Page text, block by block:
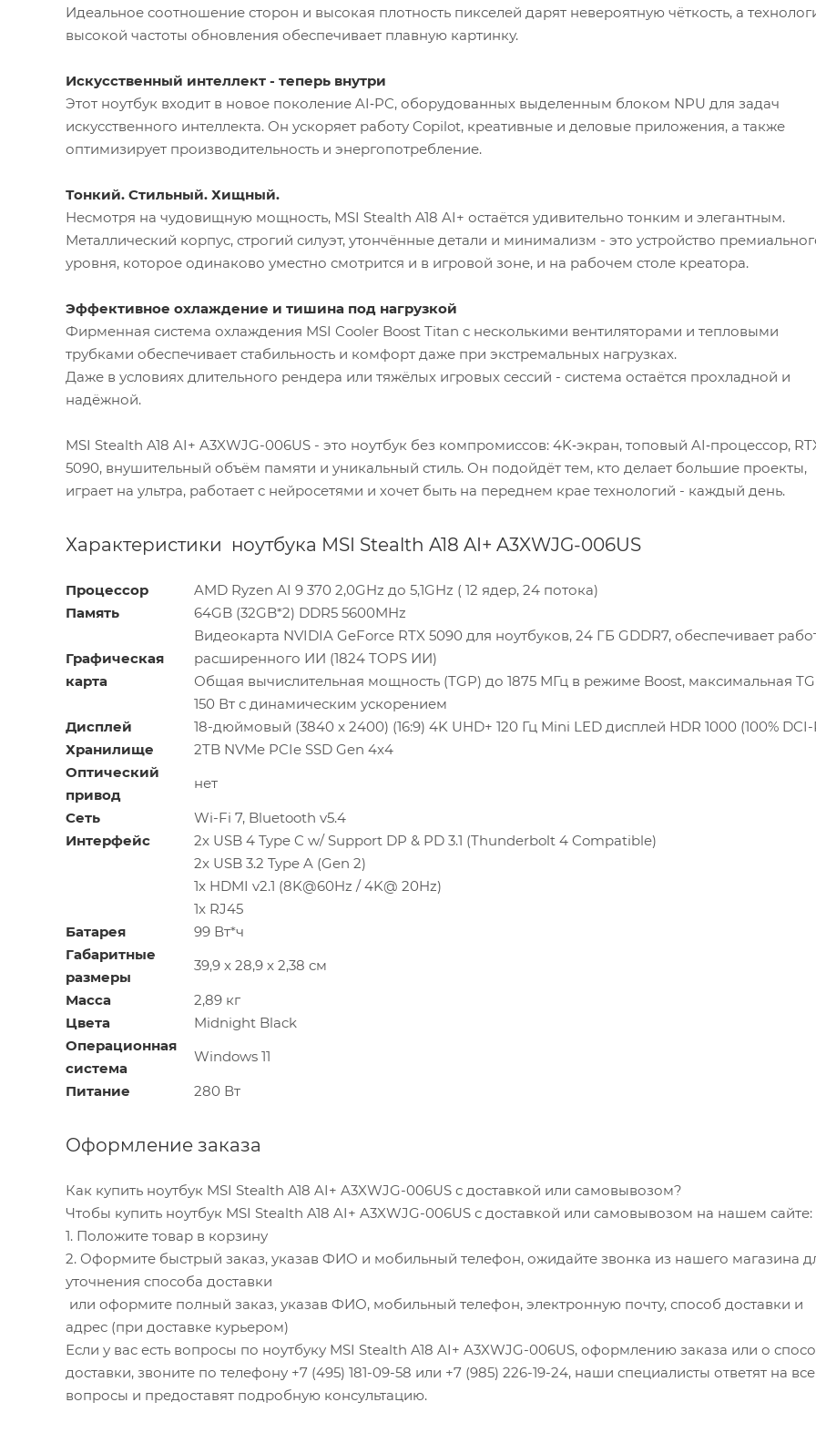
Идеальное соотношение сторон и высокая плотность пикселей дарят невероятную чёткость, а
высокой частоты обновления обеспечивает плавную картинку.
Искусственный интеллект - теперь внутри
Этот ноутбук входит в новое поколение AI‑PC, оборудованных выделенным блоком NPU для задач
искусственного интеллекта. Он ускоряет работу Copilot, креативные и деловые приложения, а также
оптимизирует производительность и энергопотребление.
Тонкий. Стильный. Хищный.
Несмотря на чудовищную мощность, MSI Stealth A18 AI+ остаётся удивительно тонким и элегантным.
Металлический корпус, строгий силуэт, утончённые детали и минимализм - это устройство
уровня, которое одинаково уместно смотрится и в игровой зоне, и на рабочем столе креатора.
Эффективное охлаждение и тишина под нагрузкой
Фирменная система охлаждения MSI Cooler Boost Titan с несколькими вентиляторами и тепловыми
трубками обеспечивает стабильность и комфорт даже при экстремальных нагрузках.
Даже в условиях длительного рендера или тяжёлых игровых сессий - система остаётся прохладной и
надёжной.
MSI Stealth A18 AI+ A3XWJG-006US - это ноутбук без компромиссов: 4K‑экран, топовый AI‑процессор,
5090, внушительный объём памяти и уникальный стиль. Он подойдёт тем, кто делает большие проекты,
играет на ультра, работает с нейросетями и хочет быть на переднем крае технологий - каждый день.
Характеристики ноутбука MSI Stealth A18 AI+ A3XWJG-006US
Процессор
AMD Ryzen AI 9 370 2,0GHz до 5,1GHz ( 12 ядер, 24 потока)
Память
64GB (32GB*2) DDR5 5600MHz
Графическая
карта
Видеокарта NVIDIA GeForce RTX 5090 для ноутбуков, 24 ГБ GDDR7, обеспечивает
расширенного ИИ (1824 TOPS ИИ)
Общая вычислительная мощность (TGP) до 1875 МГц в режиме Boost, максимальная
150 Вт с динамическим ускорением
Дисплей
18-дюймовый (3840 x 2400) (16:9) 4K UHD+ 120 Гц Mini LED дисплей HDR 1000 (100% DCI-
Хранилище
2TB NVMe PCIe SSD Gen 4x4
Оптический
привод
нет
Сеть
Wi-Fi 7, Bluetooth v5.4
Интерфейс
2x USB 4 Type C w/ Support DP & PD 3.1 (Thunderbolt 4 Compatible)
2x USB 3.2 Type A (Gen 2)
1x HDMI v2.1 (8K@60Hz / 4K@ 20Hz)
1x RJ45
Батарея
99 Вт*ч
Габаритные
размеры
39,9 x 28,9 x 2,38 см
Масса
2,89 кг
Цвета
Midnight Black
Операционная
система
Windows 11
Питание
280 Вт
Оформление заказа
Как купить ноутбук MSI Stealth A18 AI+ A3XWJG-006US с доставкой или самовывозом?
Чтобы купить ноутбук MSI Stealth A18 AI+ A3XWJG-006US с доставкой или самовывозом на нашем сайте:
1. Положите товар в корзину
2. Оформите быстрый заказ, указав ФИО и мобильный телефон, ожидайте звонка из нашего магазина
уточнения способа доставки
или оформите полный заказ, указав ФИО, мобильный телефон, электронную почту, способ доставки и
адрес (при доставке курьером)
Если у вас есть вопросы по ноутбуку MSI Stealth A18 AI+ A3XWJG-006US, оформлению заказа или о
доставки, звоните по телефону +7 (495) 181-09-58 или +7 (985) 226-19-24, наши специалисты ответят на все
вопросы и предоставят подробную консультацию.